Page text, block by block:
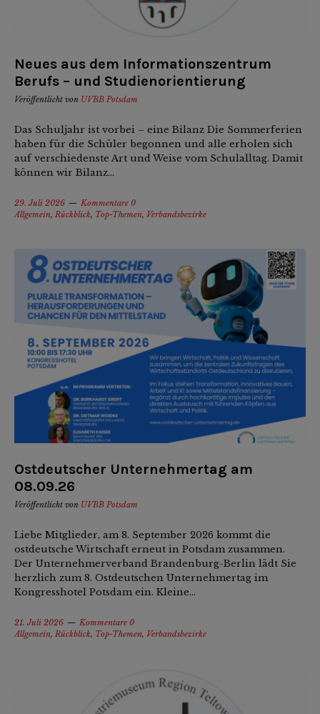
Neues aus dem Informationszentrum
Berufs – und Studienorientierung
Veröffentlicht von UVBB Potsdam
Das Schuljahr ist vorbei – eine Bilanz Die Sommerferien
haben für die Schüler begonnen und alle erholen sich
auf verschiedenste Art und Weise vom Schulalltag. Damit
können wir Bilanz...
29. Juli 2026
Kommentare 0
Allgemein, Rückblick, Top-Themen, Verbandsbezirke
Ostdeutscher Unternehmertag am
08.09.26
Veröffentlicht von UVBB Potsdam
Liebe Mitglieder, am 8. September 2026 kommt die
ostdeutsche Wirtschaft erneut in Potsdam zusammen.
Der Unternehmerverband Brandenburg-Berlin lädt Sie
herzlich zum 8. Ostdeutschen Unternehmertag im
Kongresshotel Potsdam ein. Kleine...
21. Juli 2026
Kommentare 0
Allgemein, Rückblick, Top-Themen, Verbandsbezirke